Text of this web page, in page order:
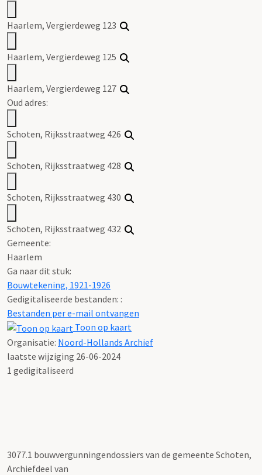
Haarlem, Vergierdeweg 123
Haarlem, Vergierdeweg 125
Haarlem, Vergierdeweg 127
Oud adres:
Schoten, Rijksstraatweg 426
Schoten, Rijksstraatweg 428
Schoten, Rijksstraatweg 430
Schoten, Rijksstraatweg 432
Gemeente:
Haarlem
Ga naar dit stuk:
Bouwtekening, 1921-1926
Gedigitaliseerde bestanden: :
Bestanden per e-mail ontvangen
Toon op kaart
Organisatie: Noord-Hollands Archief
laatste wijziging 26-06-2024
1 gedigitaliseerd
3077.1 bouwvergunningendossiers van de gemeente Schoten,
Archiefdeel van